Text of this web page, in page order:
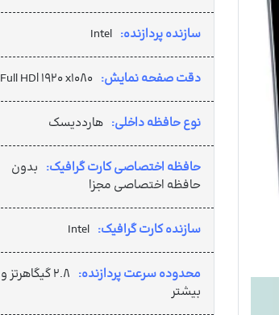
سازنده پردازنده: Intel
دقت صفحه نمایش: Full HD| ۱۹۲۰ x۱۰۸۰
نوع حافظه داخلی: هارددیسک
حافظه اختصاصی کارت گرافیک: بدون
حافظه اختصاصی مجزا
سازنده کارت گرافیک: Intel
محدوده سرعت پردازنده:
۲.۸ گیگاهرتز و
بیشتر